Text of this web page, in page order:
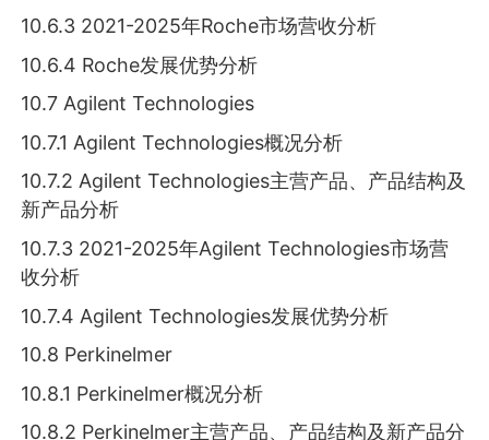
10.6.3 2021-2025年Roche市场营收分析
10.6.4 Roche发展优势分析
10.7 Agilent Technologies
10.7.1 Agilent Technologies概况分析
10.7.2 Agilent Technologies主营产品、产品结构及
新产品分析
10.7.3 2021-2025年Agilent Technologies市场营
收分析
10.7.4 Agilent Technologies发展优势分析
10.8 Perkinelmer
10.8.1 Perkinelmer概况分析
10.8.2 Perkinelmer主营产品、产品结构及新产品分